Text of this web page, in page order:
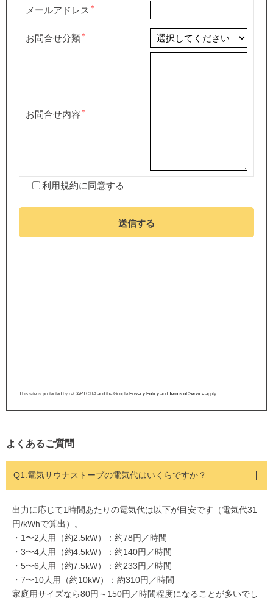
メールアドレス
お問合せ分類
お問合せ内容
利用規約に同意する
送信する
This site is protected by reCAPTCHA and the Google Privacy Policy and Terms of Service apply.
よくあるご質問
Q1:電気サウナストーブの電気代はいくらですか？
出力に応じて1時間あたりの電気代は以下が目安です（電気代31
円/kWhで算出）。
・1〜2人用（約2.5kW）：約78円／時間
・3〜4人用（約4.5kW）：約140円／時間
・5〜6人用（約7.5kW）：約233円／時間
・7〜10人用（約10kW）：約310円／時間
家庭用サイズなら80円～150円／時間程度になることが多いでし